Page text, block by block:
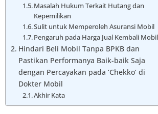
Masalah Hukum Terkait Hutang dan
Kepemilikan
Sulit untuk Memperoleh Asuransi Mobil
Pengaruh pada Harga Jual Kembali Mobil
Hindari Beli Mobil Tanpa BPKB dan
Pastikan Performanya Baik-baik Saja
dengan Percayakan pada ‘Chekko’ di
Dokter Mobil
Akhir Kata